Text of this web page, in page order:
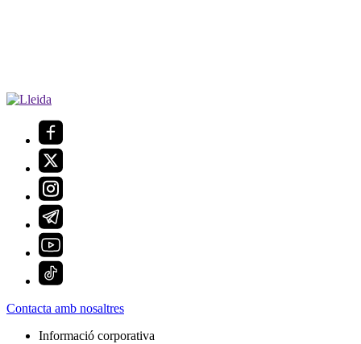
Contacta amb nosaltres
Informació corporativa